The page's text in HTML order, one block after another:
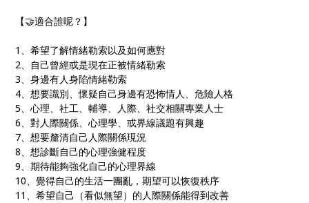
【🤝適合誰呢？】
1、希望了解情緒勒索以及如何應對
2、自己曾經或是現在正被情緒勒索
3、身邊有人身陷情緒勒索
4、想要識別、懷疑自己身邊有恐怖情人、危險人格
5、心理、社工、輔導、人際、社交相關專業人士
6、對人際關係、心理學、或界線議題有興趣
7、想要釐清自己人際關係現況
8、想診斷自己的心理強健程度
9、期待能夠強化自己的心理界線
10、覺得自己的生活一團亂，期望可以恢復秩序
11、希望自己（看似無望）的人際關係能得到改善